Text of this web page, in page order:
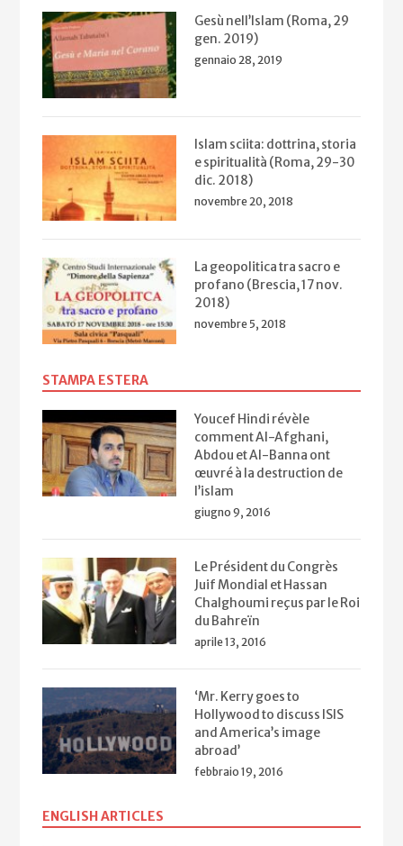
Gesù nell’Islam (Roma, 29
gen. 2019)
gennaio 28, 2019
Islam sciita: dottrina, storia
e spiritualità (Roma, 29-30
dic. 2018)
novembre 20, 2018
La geopolitica tra sacro e
profano (Brescia, 17 nov.
2018)
novembre 5, 2018
STAMPA ESTERA
Youcef Hindi révèle
comment Al-Afghani,
Abdou et Al-Banna ont
œuvré à la destruction de
l’islam
giugno 9, 2016
Le Président du Congrès
Juif Mondial et Hassan
Chalghoumi reçus par le Roi
du Bahreïn
aprile 13, 2016
‘Mr. Kerry goes to
Hollywood to discuss ISIS
and America’s image
abroad’
febbraio 19, 2016
ENGLISH ARTICLES